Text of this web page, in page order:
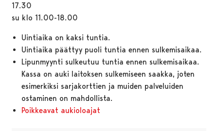
17.30
su klo 11.00-18.00
Uintiaika on kaksi tuntia.
Uintiaika päättyy puoli tuntia ennen sulkemisaikaa.
Lipunmyynti sulkeutuu tuntia ennen sulkemisaikaa.
Kassa on auki laitoksen sulkemiseen saakka, joten
esimerkiksi sarjakorttien ja muiden palveluiden
ostaminen on mahdollista.
Poikkeavat aukioloajat